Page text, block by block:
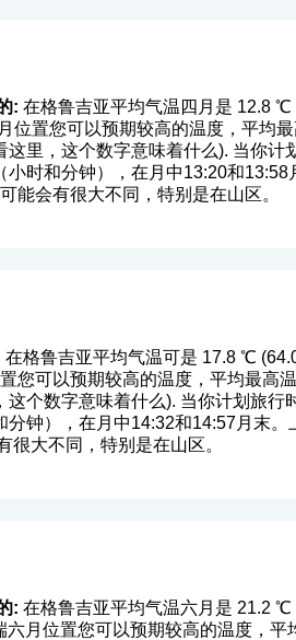
: 在格鲁吉亚平均气温四月是 12.8
位置您可以预期较高的温度，平均
这里，这个数字意味着什么). 当你计
时和分钟），在月中13:20和
能会有很大不同，特别是在山区。
在格鲁吉亚平均气温可是 17.8 ℃
您可以预期较高的温度，平均最高
这个数字意味着什么). 当你计划旅行
钟），在月中14:32和14:57月末
大不同，特别是在山区。
: 在格鲁吉亚平均气温六月是 21.2
月位置您可以预期较高的温度，